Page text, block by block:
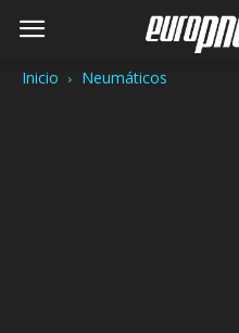
Inicio Neumáticos